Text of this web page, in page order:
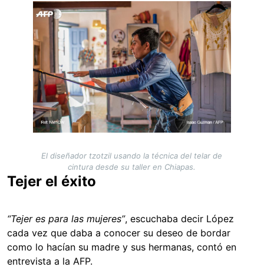
Image
El diseñador tzotzil usando la técnica del telar de
cintura desde su taller en Chiapas.
Tejer el éxito
“Tejer es para las mujeres”, escuchaba decir López
cada vez que daba a conocer su deseo de bordar
como lo hacían su madre y sus hermanas, contó en
entrevista a la AFP.